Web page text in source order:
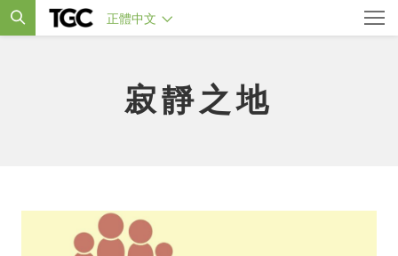
正體中文
寂靜之地